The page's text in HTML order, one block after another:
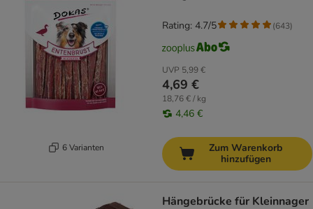
6 Varianten
UVP 5,99 €
4,69 €
18,76 € / kg
4,46 €
Rating: 4.7/5 (643)
Zum Warenkorb
hinzufügen
Hängebrücke für Kleinnager